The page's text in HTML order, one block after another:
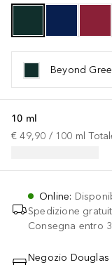
Beyond
10 ml
€ 49,90 / 100 ml
Online:
Spedizione
Consegna entro
Negozio Douglas